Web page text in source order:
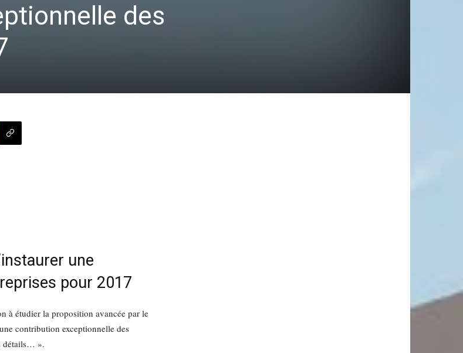
des
une
pour 2017
à étudier la proposition avancée par le
contribution exceptionnelle des
détails… ».